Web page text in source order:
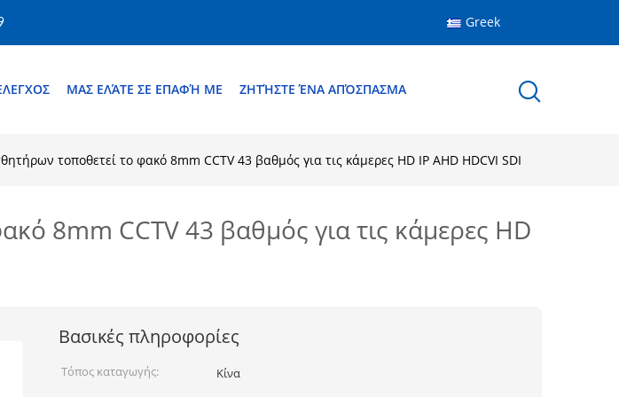
Greek
ΜΑΣ ΕΛΆΤΕ ΣΕ ΕΠΑΦΉ ΜΕ ΖΗΤΉΣΤΕ ΈΝΑ ΑΠΌΣΠΑΣΜΑ
τοποθετεί το φακό 8mm CCTV 43 βαθμός για τις κάμερες HD IP AHD HDCVI SDI
8mm CCTV 43 βαθμός για τις κάμερες HD
Βασικές πληροφορίες
Τόπος καταγωγής:
Κίνα